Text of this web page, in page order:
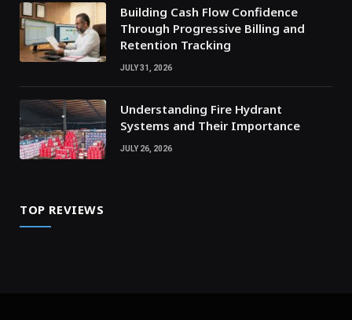
Building Cash Flow Confidence
Through Progressive Billing and
Retention Tracking
JULY 31, 2026
Understanding Fire Hydrant
Systems and Their Importance
JULY 26, 2026
TOP REVIEWS